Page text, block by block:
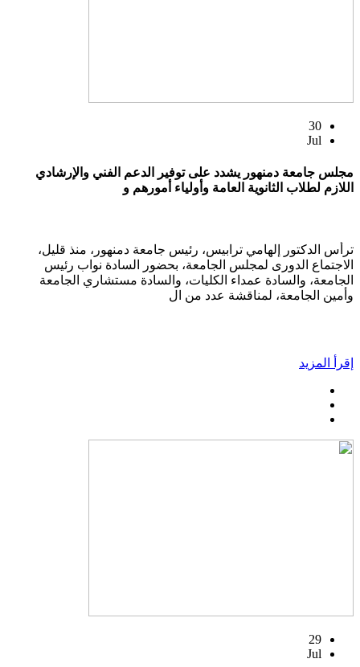
30
Jul
مجلس جامعة دمنهور يشدد على توفير الدعم الفني والإرشادي
اللازم لطلاب الثانوية العامة وأولياء أمورهم و
ترأس الدكتور إلهامي ترابيس، رئيس جامعة دمنهور، منذ قليل،
الاجتماع الدورى لمجلس الجامعة، بحضور السادة نواب رئيس
الجامعة، والسادة عمداء الكليات، والسادة مستشاري الجامعة
وأمين الجامعة، لمناقشة عدد من ال
إقرأ المزيد
29
Jul